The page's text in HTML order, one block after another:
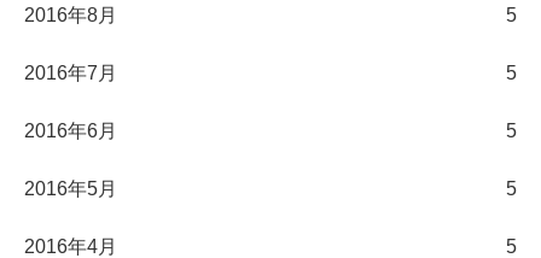
2016年8月 5
2016年7月 5
2016年6月 5
2016年5月 5
2016年4月 5